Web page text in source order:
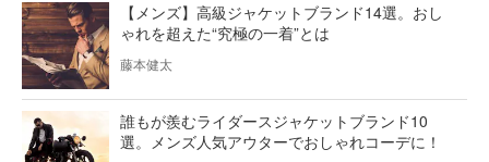
【メンズ】高級ジャケットブランド14選。おし
ゃれを超えた“究極の一着”とは
藤本健太
誰もが羨むライダースジャケットブランド10
選。メンズ人気アウターでおしゃれコーデに！